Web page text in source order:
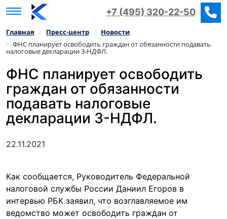
+7 (495) 320-22-50
Главная / Пресс‑центр / Новости
/ ФНС планирует освободить граждан от обязанности подавать
налоговые декларации 3-НДФЛ.
ФНС планирует освободить
граждан от обязанности
подавать налоговые
декларации 3-НДФЛ.
22.11.2021
Как сообщается, Руководитель Федеральной
налоговой службы России Даниил Егоров в
интервью РБК заявил, что возглавляемое им
ведомство может освободить граждан от